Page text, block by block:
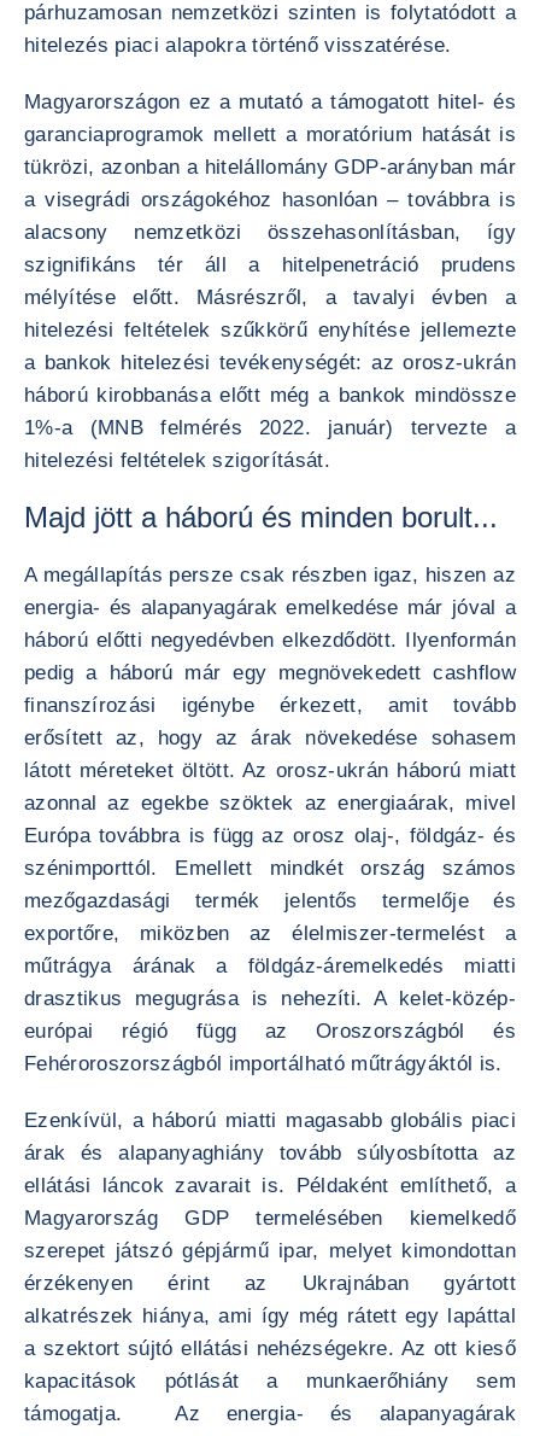
párhuzamosan nemzetközi szinten is folytatódott a
hitelezés piaci alapokra történő visszatérése.
Magyarországon ez a mutató a támogatott hitel- és
garanciaprogramok mellett a moratórium hatását is
tükrözi, azonban a hitelállomány GDP-arányban már
a visegrádi országokéhoz hasonlóan – továbbra is
alacsony nemzetközi összehasonlításban, így
szignifikáns tér áll a hitelpenetráció prudens
mélyítése előtt. Másrészről, a tavalyi évben a
hitelezési feltételek szűkkörű enyhítése jellemezte
a bankok hitelezési tevékenységét: az orosz-ukrán
háború kirobbanása előtt még a bankok mindössze
1%-a (MNB felmérés 2022. január) tervezte a
hitelezési feltételek szigorítását.
Majd jött a háború és minden borult...
A megállapítás persze csak részben igaz, hiszen az
energia- és alapanyagárak emelkedése már jóval a
háború előtti negyedévben elkezdődött. Ilyenformán
pedig a háború már egy megnövekedett cashflow
finanszírozási igénybe érkezett, amit tovább
erősített az, hogy az árak növekedése sohasem
látott méreteket öltött. Az orosz-ukrán háború miatt
azonnal az egekbe szöktek az energiaárak, mivel
Európa továbbra is függ az orosz olaj-, földgáz- és
szénimporttól. Emellett mindkét ország számos
mezőgazdasági termék jelentős termelője és
exportőre, miközben az élelmiszer-termelést a
műtrágya árának a földgáz-áremelkedés miatti
drasztikus megugrása is nehezíti. A kelet-közép-
európai régió függ az Oroszországból és
Fehéroroszországból importálható műtrágyáktól is.
Ezenkívül, a háború miatti magasabb globális piaci
árak és alapanyaghiány tovább súlyosbította az
ellátási láncok zavarait is. Példaként említhető, a
Magyarország GDP termelésében kiemelkedő
szerepet játszó gépjármű ipar, melyet kimondottan
érzékenyen érint az Ukrajnában gyártott
alkatrészek hiánya, ami így még rátett egy lapáttal
a szektort sújtó ellátási nehézségekre. Az ott kieső
kapacitások pótlását a munkaerőhiány sem
támogatja. Az energia- és alapanyagárak